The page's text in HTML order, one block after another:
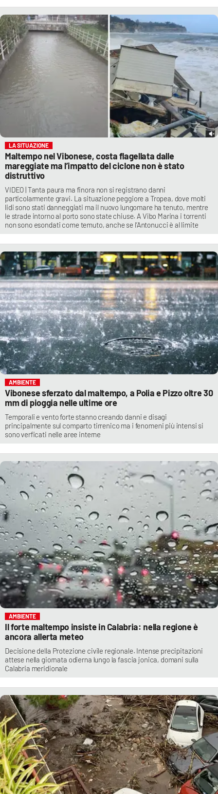
LA SITUAZIONE
Maltempo nel Vibonese, costa flagellata dalle
mareggiate ma l’impatto del ciclone non è stato
distruttivo
VIDEO | Tanta paura ma finora non si registrano danni
particolarmente gravi. La situazione peggiore a Tropea, dove molti
lidi sono stati danneggiati ma il nuovo lungomare ha tenuto, mentre
le strade intorno al porto sono state chiuse. A Vibo Marina i torrenti
non sono esondati come temuto, anche se l’Antonucci è al limite
AMBIENTE
Vibonese sferzato dal maltempo, a Polia e Pizzo oltre 30
mm di pioggia nelle ultime ore
Temporali e vento forte stanno creando danni e disagi
principalmente sul comparto tirrenico ma i fenomeni più intensi si
sono verficati nelle aree interne
AMBIENTE
Il forte maltempo insiste in Calabria: nella regione è
ancora allerta meteo
Decisione della Protezione civile regionale. Intense precipitazioni
attese nella giornata odierna lungo la fascia jonica, domani sulla
Calabria meridionale